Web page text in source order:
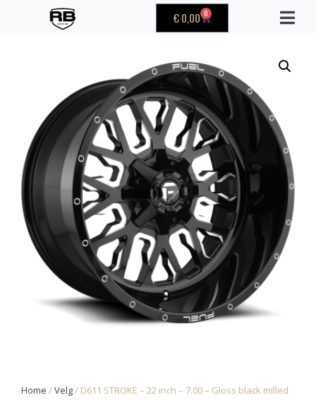
€0,00 0
Home /Velg/ D611 STROKE – 22 inch – 7.00 – Gloss black milled